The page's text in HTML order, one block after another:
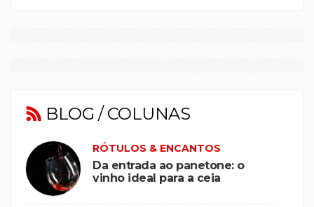
BLOG / COLUNAS
RÓTULOS & ENCANTOS
Da entrada ao panetone: o
vinho ideal para a ceia